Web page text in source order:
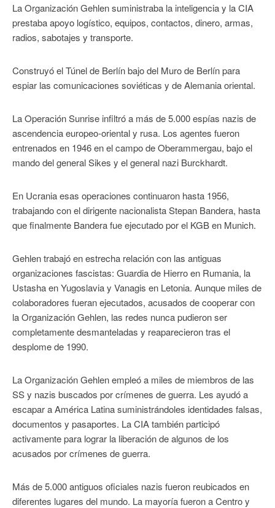
La Organización Gehlen suministraba la inteligencia y la CIA
prestaba apoyo logístico, equipos, contactos, dinero, armas,
radios, sabotajes y transporte.
Construyó el Túnel de Berlín bajo del Muro de Berlín para
espiar las comunicaciones soviéticas y de Alemania oriental.
La Operación Sunrise infiltró a más de 5.000 espías nazis de
ascendencia europeo-oriental y rusa. Los agentes fueron
entrenados en 1946 en el campo de Oberammergau, bajo el
mando del general Sikes y el general nazi Burckhardt.
En Ucrania esas operaciones continuaron hasta 1956,
trabajando con el dirigente nacionalista Stepan Bandera, hasta
que finalmente Bandera fue ejecutado por el KGB en Munich.
Gehlen trabajó en estrecha relación con las antiguas
organizaciones fascistas: Guardia de Hierro en Rumania, la
Ustasha en Yugoslavia y Vanagis en Letonia. Aunque miles de
colaboradores fueran ejecutados, acusados de cooperar con
la Organización Gehlen, las redes nunca pudieron ser
completamente desmanteladas y reaparecieron tras el
desplome de 1990.
La Organización Gehlen empleó a miles de miembros de las
SS y nazis buscados por crímenes de guerra. Les ayudó a
escapar a América Latina suministrándoles identidades falsas,
documentos y pasaportes. La CIA también participó
activamente para lograr la liberación de algunos de los
acusados por crímenes de guerra.
Más de 5.000 antiguos oficiales nazis fueron reubicados en
diferentes lugares del mundo. La mayoría fueron a Centro y